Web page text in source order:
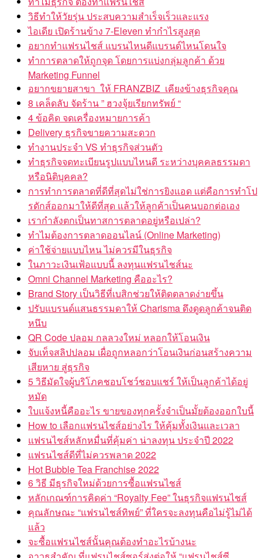
วิธีทำให้วัยรุ่น ประสบความสำเร็จเร็วและแรง
ไอเดีย เปิดร้านข้าง 7-Eleven ทำกำไรสูงสุด
อยากทำแฟรนไชส์ แบรนไหนดีแบรนด์ไหนโดนใจ
ทำการตลาดให้ถูกจุด โดยการแบ่งกลุ่มลูกค้า ด้วย
Marketing Funnel
อยากขยายสาขา ให้ FRANZBIZ เคียงข้างธุรกิจคุณ
8 เคล็ดลับ จัดร้าน ” ฮวงจุ้ยเรียกทรัพย์ “
4 ข้อคิด จดเครื่องหมายการค้า
Delivery ธุรกิจขายความสะดวก
ทำงานประจำ VS ทำธุรกิจส่วนตัว
ทำธุรกิจจดทะเบียนรูปแบบไหนดี ระหว่างบุคคลธรรมดา
หรือนิติบุคคล?
การทำการตลาดที่ดีที่สุดไม่ใช่การยิงแอด แต่คือการทำโป
รดักส์ออกมาให้ดีที่สุด แล้วให้ลูกค้าเป็นคนบอกต่อเอง
เรากำลังตกเป็นทาสการตลาดอยู่หรือเปล่า?
ทำไมต้องการตลาดออนไลน์ (Online Marketing)
ค่าใช้จ่ายแบบไหน ไม่ควรมีในธุรกิจ
ในภาวะเงินเฟ้อแบบนี้ ลงทุนแฟรนไชส์นะ
Omni Channel Marketing คืออะไร?
Brand Story เป็นวิธีที่เบสิกช่วยให้ติดตลาดง่ายขึ้น
ปรับแบรนด์แสนธรรมดาให้ Charisma ดึงดูดลูกค้าจนติด
หนึบ
QR Code ปลอม กลลวงใหม่ หลอกให้โอนเงิน
จับเท็จสลิปปลอม เผื่อถูกหลอกว่าโอนเงินก่อนสร้างความ
เสียหาย สู่ธุรกิจ
5 วิธีมัดใจผู้บริโภคชอบโชว์ชอบแชร์ ให้เป็นลูกค้าได้อยู่
หมัด
ใบแจ้งหนี้คืออะไร ขายของทุกครั้งจำเป็นมั้ยต้องออกใบนี้
How to เลือกแฟรนไชส์อย่างไร ให้คุ้มทั้งเงินและเวลา
แฟรนไชส์หลักหมื่นที่คุ้มค่า น่าลงทุน ประจำปี 2022
แฟรนไชส์ดีที่ไม่ควรพลาด 2022
Hot Bubble Tea Franchise 2022
6 วิธี มีธุรกิจใหม่ด้วยการซื้อแฟรนไชส์
หลักเกณฑ์การคิดค่า “Royalty Fee” ในธุรกิจแฟรนไชส์
คุณลักษณะ “แฟรนไชส์ทิพย์” ที่ใครจะลงทุนคือไม่รู้ไม่ได้
แล้ว
จะซื้อแฟรนไชส์นั้นคุณต้องทำอะไรบ้างนะ